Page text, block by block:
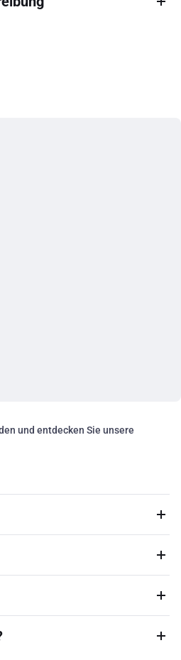
und entdecken Sie unsere